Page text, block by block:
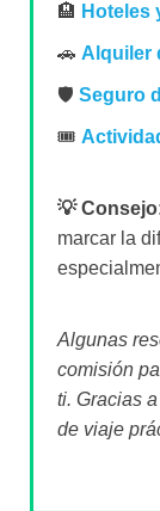
🏨 Hoteles
🚗 Alquiler
🛡️ Seguro
🎟️
💡
marcar la
Algunas
comisión
ti. Gracias
de viaje